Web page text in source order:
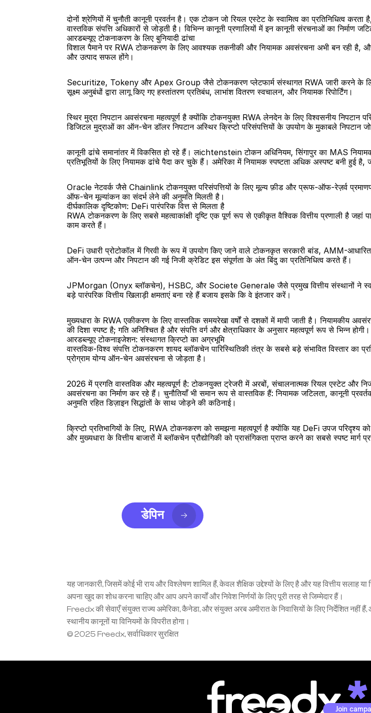
दोनों श्रेणियों में चुनौती कानूनी प्रवर्तन है। एक टोकन जो रियल एस्टेट के स्वामित्व का प्रतिनिधित्व
वास्तविक संपत्ति अधिकारों से जोड़ती है। विभिन्न कानूनी प्रणालियों में इन कानूनी संरचनाओं का निर्माण
आरडब्ल्यूए टोकनाकरण के लिए बुनियादी ढांचा
विशाल पैमाने पर RWA टोकनकरण के लिए आवश्यक तकनीकी और नियामक अवसंरचना अभी बन रही है, और
और उत्पाद सफल होंगे।
Securitize, Tokeny और Apex Group जैसे टोकनकरण प्लेटफार्म संस्थागत RWA जारी करने के
सूक्ष्म अनुबंधों द्वारा लागू किए गए हस्तांतरण प्रतिबंध, लाभांश वितरण स्वचालन, और नियामक रिपोर्टिंग।
स्थिर मुद्रा निपटान अवसंरचना महत्वपूर्ण है क्योंकि टोकनयुक्त RWA लेनदेन के लिए विश्वसनीय निपटान
डिजिटल मुद्राओं का ऑन-चेन डॉलर निपटान अस्थिर क्रिप्टो परिसंपत्तियों के उपयोग के मुकाबले निपटान
कानूनी ढांचे समानांतर में विकसित हो रहे हैं। लichtenstein टोकन अधिनियम, सिंगापुर का MAS
प्रतिभूतियों के लिए नियामक ढांचे पैदा कर चुके हैं। अमेरिका में नियामक स्पष्टता अधिक अस्पष्ट बनी हुई है,
Oracle नेटवर्क जैसे Chainlink टोकनयुक्त परिसंपत्तियों के लिए मूल्य फ़ीड और प्रूफ-ऑफ-रेज़र्व
ऑफ-चेन मूल्यांकन का संदर्भ लेने की अनुमति मिलती है।
दीर्घकालिक दृष्टिकोण: DeFi पारंपरिक वित्त से मिलता है
RWA टोकनकरण के लिए सबसे महत्वाकांक्षी दृष्टि एक पूर्ण रूप से एकीकृत वैश्विक वित्तीय प्रणाली है
काम करते हैं।
DeFi उधारी प्रोटोकॉल में गिरवी के रूप में उपयोग किए जाने वाले टोकनकृत सरकारी बांड, AMM-
ऑन-चेन उत्पन्न और निपटान की गई निजी क्रेडिट इस संपूर्णता के अंत बिंदु का प्रतिनिधित्व करते हैं।
JPMorgan (Onyx ब्लॉकचेन), HSBC, और Societe Generale जैसे प्रमुख वित्तीय संस्थानों ने
बड़े पारंपरिक वित्तीय खिलाड़ी क्षमताएं बना रहे हैं बजाय इसके कि वे इंतजार करें।
मुख्यधारा के RWA एकीकरण के लिए वास्तविक समयरेखा वर्षों से दशकों में मापी जाती है। नियामकीय
की दिशा स्पष्ट है; गति अनिश्चित है और संपत्ति वर्ग और क्षेत्राधिकार के अनुसार महत्वपूर्ण रूप से भिन्न होगी।
आरडब्ल्यूए टोकनाइजेशन: संस्थागत क्रिप्टो का अग्रभूमि
वास्तविक-विश्व संपत्ति टोकनकरण शायद ब्लॉकचेन पारिस्थितिकी तंत्र के सबसे बड़े संभावित विस्तार का
प्रोग्राम योग्य ऑन-चेन अवसंरचना से जोड़ता है।
2026 में प्रगति वास्तविक और महत्वपूर्ण है: टोकनयुक्त ट्रेजरी में अरबों, संचालनात्मक रियल एस्टेट और
अवसंरचना का निर्माण कर रहे हैं। चुनौतियाँ भी समान रूप से वास्तविक हैं: नियामक जटिलता, कानूनी
अनुमति रहित डिज़ाइन सिद्धांतों के साथ जोड़ने की कठिनाई।
क्रिप्टो प्रतिभागियों के लिए, RWA टोकनकरण को समझना महत्वपूर्ण है क्योंकि यह DeFi उपज परिदृश्य को
और मुख्यधारा के वित्तीय बाजारों में ब्लॉकचेन प्रौद्योगिकी को प्रासंगिकता प्राप्त करने का सबसे स्पष्ट मार्ग
डेपिन
यह जानकारी, जिसमें कोई भी राय और विश्लेषण शामिल हैं, केवल शैक्षिक उद्देश्यों के लिए है और यह वित्तीय सलाह
अपना खुद का शोध करना चाहिए और आप अपने कार्यों और निवेश निर्णयों के लिए पूरी तरह से जिम्मेदार हैं।
Freedx की सेवाएँ संयुक्त राज्य अमेरिका, कैनेडा, और संयुक्त अरब अमीरात के निवासियों के लिए निर्देशित नहीं हैं,
स्थानीय कानूनों या विनियमों के विपरीत होगा।
© 2025 Freedx, सर्वाधिकार सुरक्षित
Join